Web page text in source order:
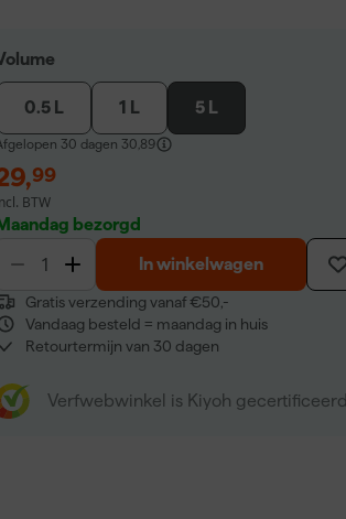
0.5 L 1 L 5 L
30 dagen 30,89
,99
BTW
bezorgd
In winkelwagen
Gratis verzending vanaf €50,-
Vandaag besteld = maandag in huis
Retourtermijn van 30 dagen
Verfwebwinkel is Kiyoh gecertificeerd